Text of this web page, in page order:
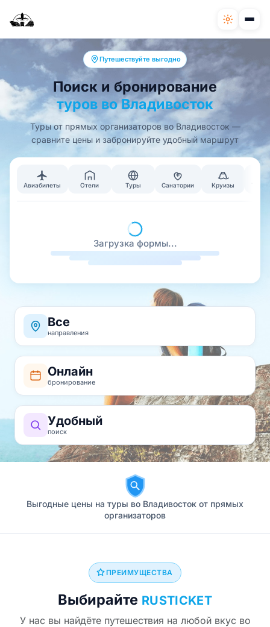
Путешествуйте выгодно
Поиск и бронирование
туров во Владивосток
Туры от прямых организаторов во Владивосток —
сравните цены и забронируйте удобный маршрут
Авиабилеты Отели Туры Санатории Круизы
Загрузка формы...
Все
направления
Онлайн
бронирование
Удобный
поиск
Выгодные цены на туры во Владивосток от прямых
организаторов
ПРЕИМУЩЕСТВА
Выбирайте RUSTICKET
У нас вы найдёте путешествия на любой вкус во